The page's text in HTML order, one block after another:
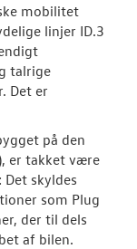
Modeller
Aktuelle
ID. Cross
ID.3 Neo
mobilitet
linjer ID.3
talrige
Det er
på den
er takket være
skyldes
som Plug
der til dels
af bilen.